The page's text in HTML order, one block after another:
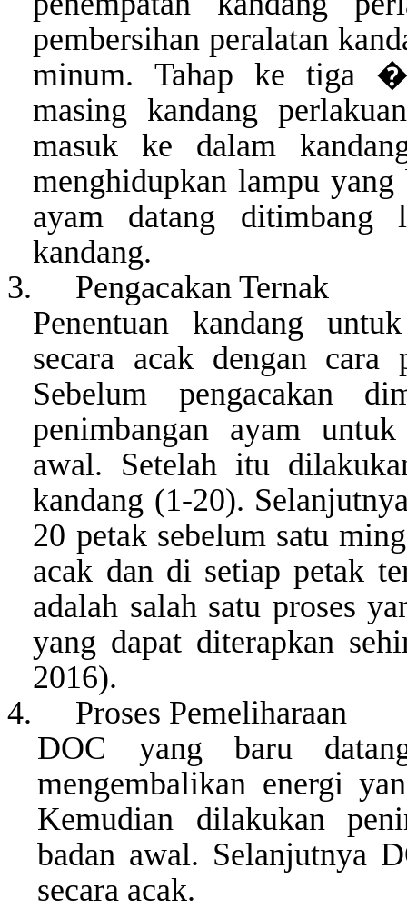
pembersihan peralatan
minum. Tahap ke tiga
masing kandang
masuk ke dalam
menghidupkan lampu yang
ayam datang ditimbang
kandang.
3.
Pengacakan Ternak
Penentuan kandang
secara acak dengan cara
Sebelum pengacakan
penimbangan ayam
awal. Setelah itu
kandang (1-20).
20 petak sebelum satu
acak dan di setiap petak
adalah salah satu proses
yang dapat diterapkan
2016).
4.
Proses Pemeliharaan
DOC yang baru
mengembalikan energi
Kemudian dilakukan
badan awal. Selanjutnya
secara acak.